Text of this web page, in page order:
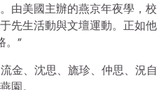
由美國主辦的燕京年夜學，校
先生活動與文壇運動。正如他
。”
金、沈思、旒珍、仲思、況自